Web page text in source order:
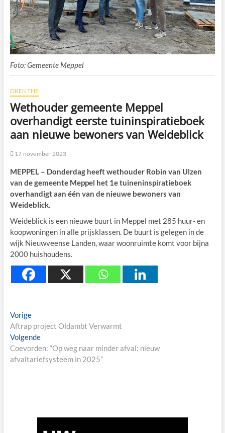
Foto: Gemeente Meppel
DRENTHE
Wethouder gemeente Meppel
overhandigt eerste tuininspiratieboek
aan nieuwe bewoners van Weideblick
17 november 2023
MEPPEL – Donderdag heeft wethouder Robin van Ulzen
van de gemeente Meppel het 1e tuineninspiratieboek
overhandigt aan één van de nieuwe bewoners van
Weideblick.
Weideblick is een nieuwe buurt in Meppel met 285 huur- en
koopwoningen in alle prijsklassen. De buurt is gelegen in de
wijk Nieuwveense Landen, waar woonruimte komt voor bijna
2000 huishoudens.
Berichtnavigatie
VorigePrevious
post:
Aftrap project Oldambt Verwarmt
VolgendeNext
post:
Coevorden: “Op weg naar minder afval: nieuw
afvaltariefsysteem in 2025”